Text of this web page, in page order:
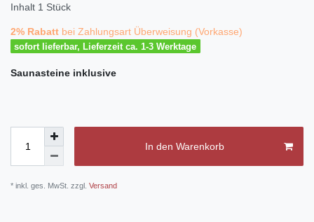
Inhalt 1 Stück
2% Rabatt bei Zahlungsart Überweisung (Vorkasse)
sofort lieferbar, Lieferzeit ca. 1-3 Werktage
Saunasteine inklusive
In den Warenkorb
* inkl. ges. MwSt. zzgl. Versand